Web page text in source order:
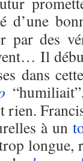
d’une
par des
Il
dans
rien.
à un
longue,